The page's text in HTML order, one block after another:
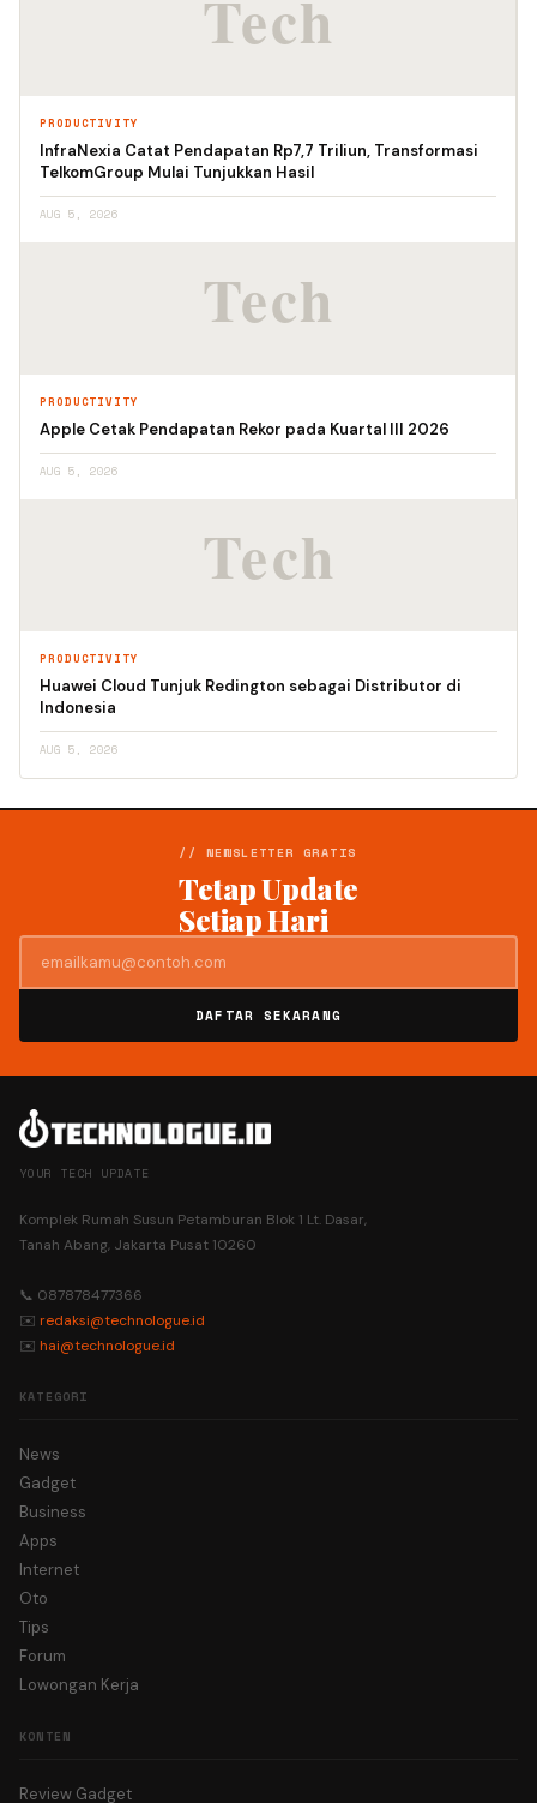
PRODUCTIVITY
InfraNexia Catat Pendapatan Rp7,7 Triliun, Transformasi
TelkomGroup Mulai Tunjukkan Hasil
AUG 5, 2026
PRODUCTIVITY
Apple Cetak Pendapatan Rekor pada Kuartal III 2026
AUG 5, 2026
PRODUCTIVITY
Huawei Cloud Tunjuk Redington sebagai Distributor di
Indonesia
AUG 5, 2026
// NEWSLETTER GRATIS
Tetap Update
Setiap Hari
DAFTAR SEKARANG
YOUR TECH UPDATE
Komplek Rumah Susun Petamburan Blok 1 Lt. Dasar,
Tanah Abang, Jakarta Pusat 10260
📞 087878477366
✉️ redaksi@technologue.id
✉️ hai@technologue.id
KATEGORI
News
Gadget
Business
Apps
Internet
Oto
Tips
Forum
Lowongan Kerja
KONTEN
Review Gadget